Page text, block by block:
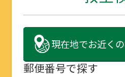
現在地でお近く
郵便番号で探す